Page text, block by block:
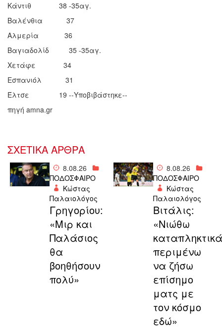
Κάντιθ 38 -35αγ.
Βαλένθια 37
Αλμερία 36
Βαγιαδολίδ 35 -35αγ.
Χετάφε 34
Εσπανιόλ 31
Έλτσε 19 --Υποβιβάστηκε--
πηγή amna.gr
ΣΧΕΤΙΚΑ ΑΡΘΡΑ
8.08.26
ΠΟΔΟΣΦΑΙΡΟ
Κώστας
Παλαιολόγος
Γρηγορίου:
«Μιρ και
Παλάσιος
θα
βοηθήσουν
πολύ»
8.08.26
ΠΟΔΟΣΦΑΙΡΟ
Κώστας
Παλαιολόγος
Βιτάλις:
«Νιώθω
περιμένω
να ζήσω
επίσημο
ματς με
τον κόσμο
εδώ»